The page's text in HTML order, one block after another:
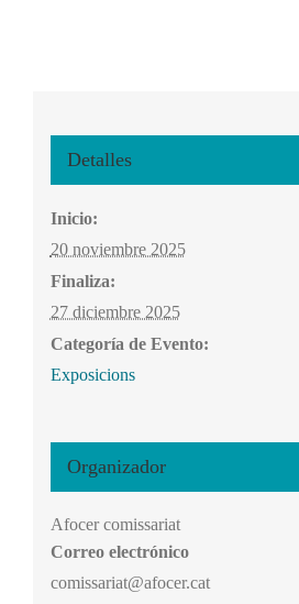
Detalles
Inicio:
20 noviembre 2025
Finaliza:
27 diciembre 2025
Categoría de Evento:
Exposicions
Organizador
Afocer comissariat
Correo electrónico
comissariat@afocer.cat